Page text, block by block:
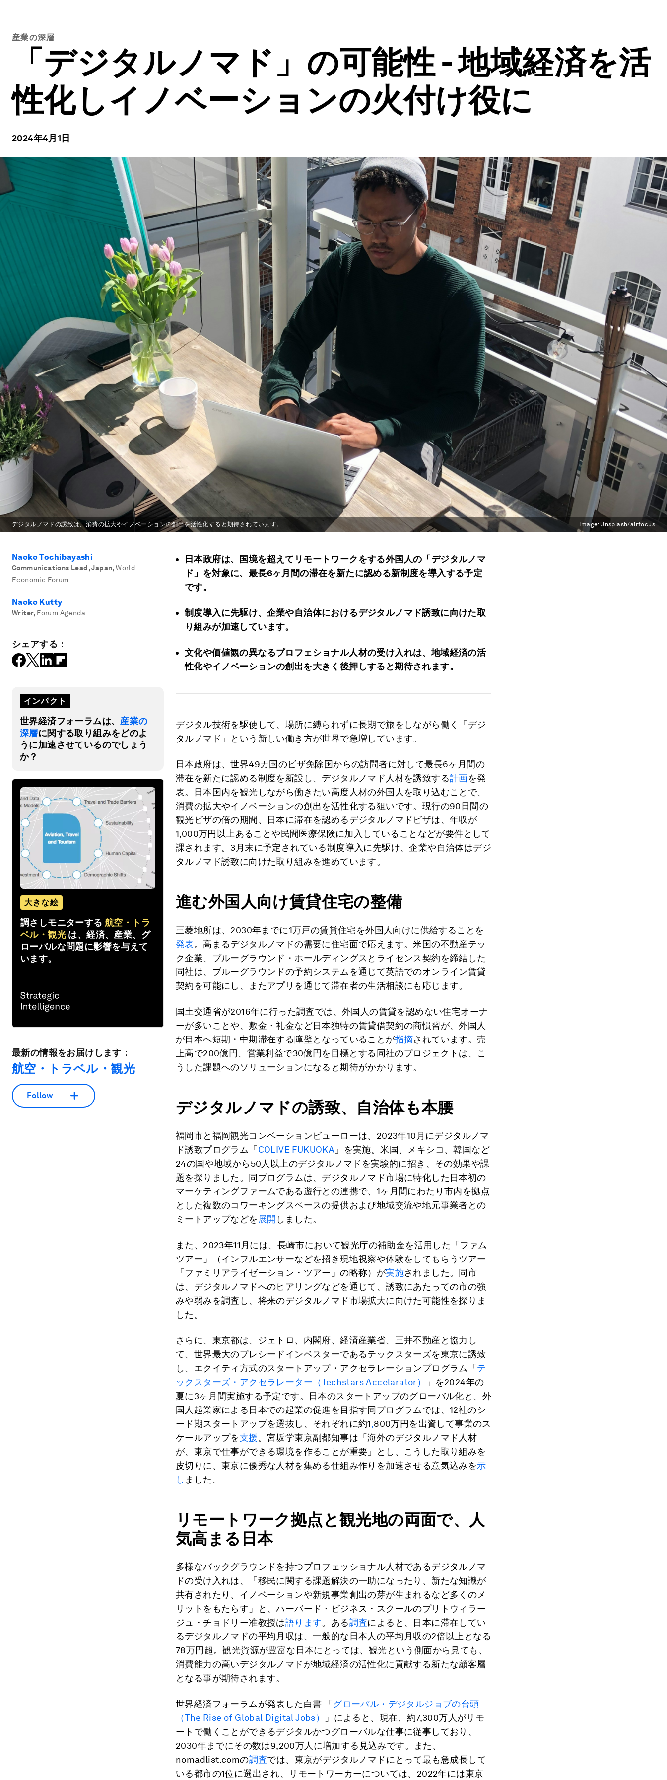
産業の深層
「デジタルノマド」の可能性 - 地域経済を活
性化しイノベーションの火付け役に
2024年4月1日
デジタルノマドの誘致は、消費の拡大やイノベーションの創出を活性化すると期待されています。 Image: Unsplash/airfocus
Naoko Tochibayashi
Communications Lead, Japan, World
Economic Forum
Naoko Kutty
Writer, Forum Agenda
シェアする：
インパクト
世界経済フォーラムは、 産業の
深層に関する取り組みをどのよ
うに加速させているのでしょう
か？
大きな絵
調さしモニターする 航空・トラ
ベル・観光 は、経済、産業、グ
ローバルな問題に影響を与えて
います。
最新の情報をお届けします：
航空・トラベル・観光
Follow
日本政府は、国境を超えてリモートワークをする外国人の「デジタルノマ
ド」を対象に、最長6ヶ月間の滞在を新たに認める新制度を導入する予定
です。
制度導入に先駆け、企業や自治体におけるデジタルノマド誘致に向けた取
り組みが加速しています。
文化や価値観の異なるプロフェショナル人材の受け入れは、地域経済の活
性化やイノベーションの創出を大きく後押しすると期待されます。
デジタル技術を駆使して、場所に縛られずに長期で旅をしながら働く「デジ
タルノマド」という新しい働き方が世界で急増しています。
日本政府は、世界49カ国のビザ免除国からの訪問者に対して最長6ヶ月間の
滞在を新たに認める制度を新設し、デジタルノマド人材を誘致する計画を発
表。日本国内を観光しながら働きたい高度人材の外国人を取り込むことで、
消費の拡大やイノベーションの創出を活性化する狙いです。現行の90日間の
観光ビザの倍の期間、日本に滞在を認めるデジタルノマドビザは、年収が
1,000万円以上あることや民間医療保険に加入していることなどが要件として
課されます。3月末に予定されている制度導入に先駆け、企業や自治体はデジ
タルノマド誘致に向けた取り組みを進めています。
進む外国人向け賃貸住宅の整備
三菱地所は、2030年までに1万戸の賃貸住宅を外国人向けに供給することを
発表。高まるデジタルノマドの需要に住宅面で応えます。米国の不動産テッ
ク企業、ブルーグラウンド・ホールディングスとライセンス契約を締結した
同社は、ブルーグラウンドの予約システムを通じて英語でのオンライン賃貸
契約を可能にし、またアプリを通じて滞在者の生活相談にも応じます。
国土交通省が2016年に行った調査では、外国人の賃貸を認めない住宅オーナ
ーが多いことや、敷金・礼金など日本独特の賃貸借契約の商慣習が、外国人
が日本へ短期・中期滞在する障壁となっていることが指摘されています。売
上高で200億円、営業利益で30億円を目標とする同社のプロジェクトは、こ
うした課題へのソリューションになると期待がかかります。
デジタルノマドの誘致、自治体も本腰
福岡市と福岡観光コンベーションビューローは、2023年10月にデジタルノマ
ド誘致プログラム「 COLIVE FUKUOKA 」を実施。米国、メキシコ、韓国など
24の国や地域から50人以上のデジタルノマドを実験的に招き、その効果や課
題を探りました。同プログラムは、デジタルノマド市場に特化した日本初の
マーケティングファームである遊行との連携で、1ヶ月間にわたり市内を拠点
とした複数のコワーキングスペースの提供および地域交流や地元事業者との
ミートアップなどを 展開 しました。
また、2023年11月には、長崎市において観光庁の補助金を活用した「ファム
ツアー」（インフルエンサーなどを招き現地視察や体験をしてもらうツアー
「ファミリアライゼーション・ツアー」の略称）が実施されました。同市
は、デジタルノマドへのヒアリングなどを通じて、誘致にあたっての市の強
みや弱みを調査し、将来のデジタルノマド市場拡大に向けた可能性を探りま
した。
さらに、東京都は、ジェトロ、内閣府、経済産業省、三井不動産と協力し
て、世界最大のプレシードインベスターであるテックスターズを東京に誘致
し、エクイティ方式のスタートアップ・アクセラレーションプログラム「 テ
ックスターズ・アクセラレーター（Techstars Accelarator）
」を2024年の
夏に3ヶ月間実施する予定です。日本のスタートアップのグローバル化と、外
国人起業家による日本での起業の促進を目指す同プログラムでは、12社のシ
ード期スタートアップを選抜し、それぞれに約1,800万円を出資して事業のス
ケールアップを支援。宮坂学東京副都知事は「海外のデジタルノマド人材
が、東京で仕事ができる環境を作ることが重要」とし、こうした取り組みを
皮切りに、東京に優秀な人材を集める仕組み作りを加速させる意気込みを示
し ました。
リモートワーク拠点と観光地の両面で、人
気高まる日本
多様なバックグラウンドを持つプロフェッショナル人材であるデジタルノマ
ドの受け入れは、「移民に関する課題解決の一助になったり、新たな知識が
共有されたり、イノベーションや新規事業創出の芽が生まれるなど多くのメ
リットをもたらす」と、ハーバード・ビジネス・スクールのプリトウィラー
ジュ・チョドリー准教授は語ります。ある調査によると、日本に滞在してい
るデジタルノマドの平均月収は、一般的な日本人の平均月収の2倍以上となる
78万円超。観光資源が豊富な日本にとっては、観光という側面から見ても、
消費能力の高いデジタルノマドが地域経済の活性化に貢献する新たな顧客層
となる事が期待されます。
世界経済フォーラムが発表した白書 「 グローバル・デジタルジョブの台頭
（The Rise of Global Digital Jobs）
」によると、現在、約7,300万人がリモ
ートで働くことができるデジタルかつグローバルな仕事に従事しており、
2030年までにその数は9,200万人に増加する見込みです。また、
nomadlist.comの調査では、東京がデジタルノマドにとって最も急成長して
いる都市の1位に選出され、リモートワーカーについては、2022年には東京